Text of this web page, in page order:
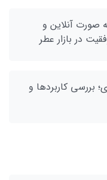
آنلاین و
در بازار عطر
کاربردها و